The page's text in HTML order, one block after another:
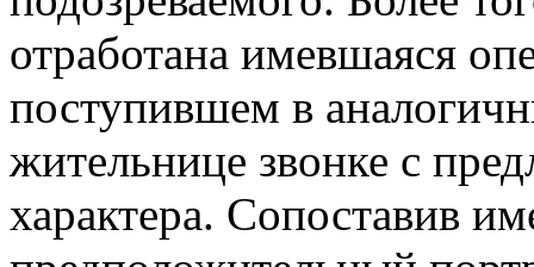
отработана имевшаяся
поступившем в
жительнице звонке с
характера. Сопоставив